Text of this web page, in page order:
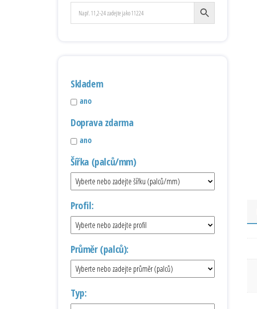
Skladem
ano
Doprava zdarma
ano
Šířka (palců/mm)
Profil:
Průměr (palců):
Typ: